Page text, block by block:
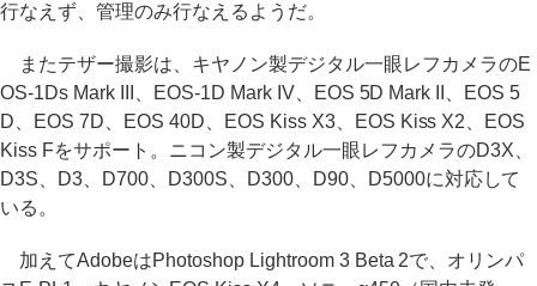
行なえず、管理のみ行なえるようだ。
またテザー撮影は、キヤノン製デジタル一眼レフカメラのE
OS-1Ds Mark III、EOS-1D Mark IV、EOS 5D Mark II、EOS 5
D、EOS 7D、EOS 40D、EOS Kiss X3、EOS Kiss X2、EOS
Kiss Fをサポート。ニコン製デジタル一眼レフカメラのD3X、
D3S、D3、D700、D300S、D300、D90、D5000に対応して
いる。
加えてAdobeはPhotoshop Lightroom 3 Beta 2で、オリンパ